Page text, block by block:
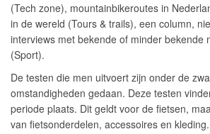
(Tech zone), mountainbikeroutes in
in de wereld (Tours & trails), een column,
interviews met bekende of minder bekende
(Sport).
De testen die men uitvoert zijn onder de
omstandigheden gedaan. Deze testen
periode plaats. Dit geldt voor de fietsen,
van fietsonderdelen, accessoires en kleding.